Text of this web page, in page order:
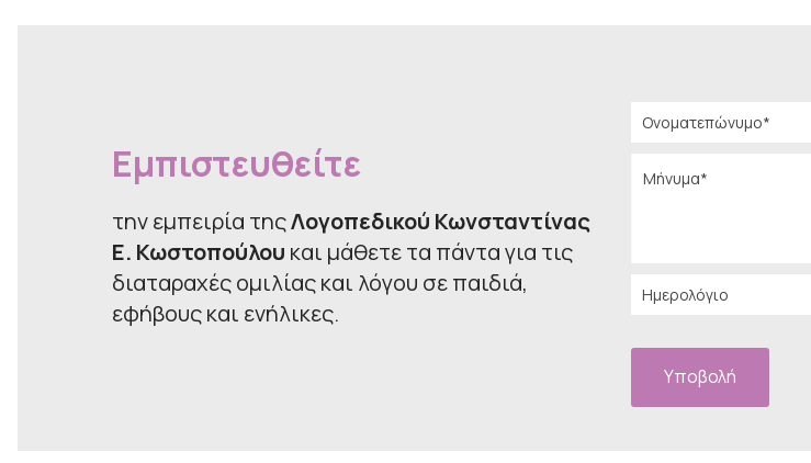
Εμπιστευθείτε
την εμπειρία τηςΛογοπεδικού Κωνσταντίνας
Ε. Κωστοπούλου και μάθετε τα πάντα για τις
διαταραχές ομιλίας και λόγου σε παιδιά,
εφήβους και ενήλικες.